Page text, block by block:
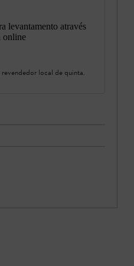
levantamento através
online
revendedor local de quinta,